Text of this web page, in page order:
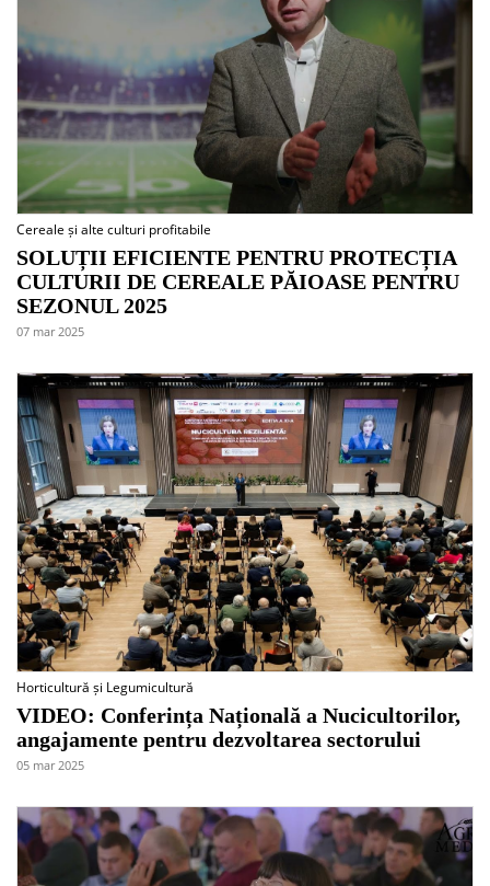
Cereale și alte culturi profitabile
SOLUȚII EFICIENTE PENTRU PROTECȚIA
CULTURII DE CEREALE PĂIOASE PENTRU
SEZONUL 2025
07 mar 2025
Horticultură și Legumicultură
VIDEO: Conferința Națională a Nucicultorilor,
angajamente pentru dezvoltarea sectorului
05 mar 2025